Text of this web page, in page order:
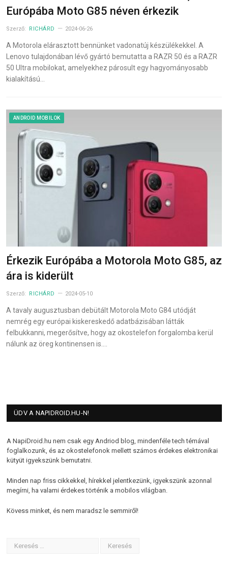
Európába Moto G85 néven érkezik
Szerző: RICHÁRD 2024-06-26
A Motorola elárasztott bennünket vadonatúj készülékekkel. A
Lenovo tulajdonában lévő gyártó bemutatta a RAZR 50 és a RAZR
50 Ultra mobilokat, amelyekhez párosult egy hagyományosabb
kialakítású…
ANDROID MOBILOK
Érkezik Európába a Motorola Moto G85, az
ára is kiderült
Szerző: RICHÁRD 2024-05-10
A tavaly augusztusban debütált Motorola Moto G84 utódját
nemrég egy európai kiskereskedő adatbázisában látták
felbukkanni, megerősítve, hogy az okostelefon forgalomba kerül
nálunk az öreg kontinensen is.…
ÜDV A NAPIDROID.HU-N!
A NapiDroid.hu nem csak egy Andriod blog, mindenféle tech témával
foglalkozunk, és az okostelefonok mellett számos érdekes elektronikai
kütyüt igyekszünk bemutatni.
Minden nap friss cikkekkel, hírekkel jelentkezünk, igyekszünk azonnal
megírni, ha valami érdekes történik a mobilos világban.
Kövess minket, és nem maradsz le semmiről!